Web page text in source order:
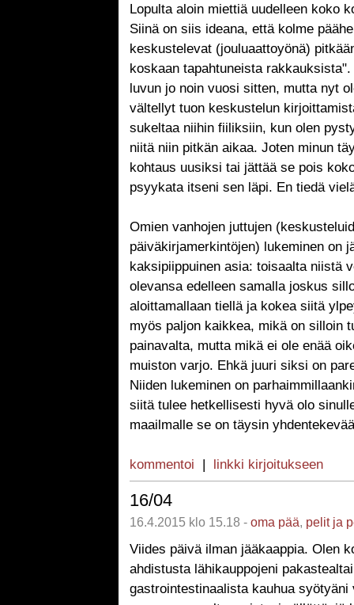
Lopulta aloin miettiä uudelleen koko
Siinä on siis ideana, että kolme
keskustelevat (jouluaattoyönä)
koskaan tapahtuneista
luvun jo noin vuosi sitten, mutta nyt
vältellyt tuon keskustelun
sukeltaa niihin fiiliksiin, kun olen
niitä niin pitkän aikaa. Joten minun
kohtaus uusiksi tai jättää se pois
psyykata itseni sen läpi. En tiedä
Omien vanhojen juttujen
päiväkirjamerkintöjen) lukeminen on
kaksipiippuinen asia: toisaalta niistä
olevansa edelleen samalla joskus
aloittamallaan tiellä ja kokea siitä
myös paljon kaikkea, mikä on silloin
painavalta, mutta mikä ei ole enää
muiston varjo. Ehkä juuri siksi on
Niiden lukeminen on
siitä tulee hetkellisesti hyvä olo
maailmalle se on täysin
kommentoi | linkki kirjoitukseen
16/04
16.4.2015 klo 15.18 - oma pää, pelit ja
Viides päivä ilman jääkaappia. Olen
ahdistusta lähikauppojeni
gastrointestinaalista kauhua